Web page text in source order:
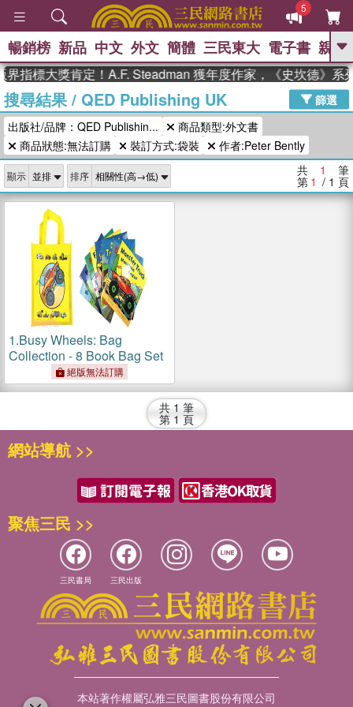
5
GO
熱搜： 東野圭吾 高希均教授回憶錄
、 The Odyssey 、 父親節 、 如果歷
史是一群喵 、 暑期推薦
獎 臺灣漫遊錄 、 方念華 、 台灣的李
登輝時代 、 數學女孩：黎曼猜想 、
偉大的迷走神經
暢銷榜 新品 中文 外文 簡體 三民東大 電子書 親子
指標大獎肯定！A.F. Steadman 獲年度作家，《史坎德》系
搜尋結果/ QED Publishing UK
篩選
出版社/品牌：QED Publishin...
商品類型:外文書
商品狀態:無法訂購
裝訂方式:袋裝 作者:Peter Bently
顯示 排序 共 1 筆
第 1 / 1 頁
1.Busy Wheels: Bag
Collection - 8 Book Bag Set
絕版無法訂購
共 1 筆
第 1 頁
網站導航 >>
聚焦三民 >>
三民書局 三民出版
本站著作權屬弘雅三民圖書股份有限公司